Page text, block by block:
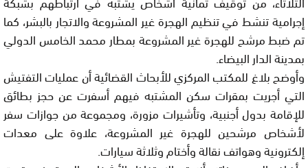
إجرامية تنشط في تنظيم الهجرة غير المشروعة والاتجار بالبشر، كما
تم ضبط مرشح للهجرة غير المشروعة بمطار محمد الخامس الدولي
بمدينة الدار البيضاء.
وأوضح بلاغ للمكتب المركزي للأبحاث القضائية أن عمليات التفتيش
التي أجريت بمقرات سكن المشتبه فيهم أسفرت عن حجز بطائق
للإقامة بدول أجنبية، وتأشيرات مزورة، ومجموعة من جوازات سفر
لأشخاص مرشحين للهجرة غير المشروعة، علاوة على معدات
إلكترونية وهواتف نقالة وأختام وثلاثة سيارات.